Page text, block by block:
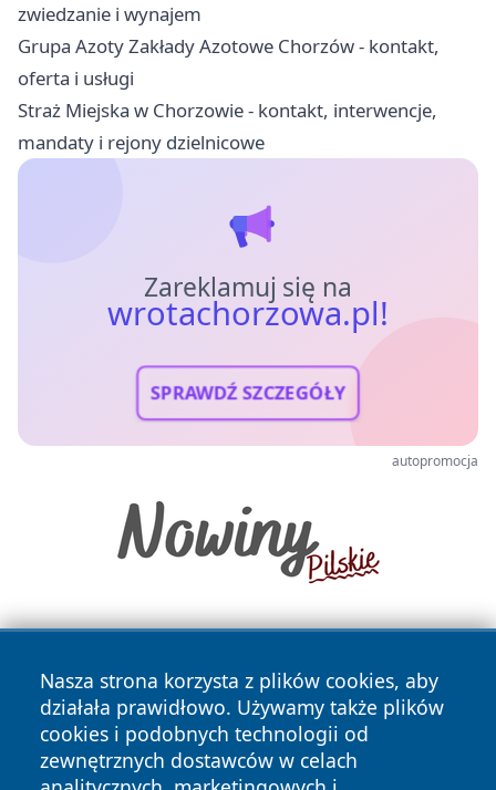
zwiedzanie i wynajem
Grupa Azoty Zakłady Azotowe Chorzów - kontakt,
oferta i usługi
Straż Miejska w Chorzowie - kontakt, interwencje,
mandaty i rejony dzielnicowe
Zareklamuj się na
wrotachorzowa.pl!
SPRAWDŹ SZCZEGÓŁY
autopromocja
Nasza strona korzysta z plików cookies, aby
działała prawidłowo. Używamy także plików
cookies i podobnych technologii od
zewnętrznych dostawców w celach
Copyright © 2026 wrotachorzowa.pl Wszystkie prawa